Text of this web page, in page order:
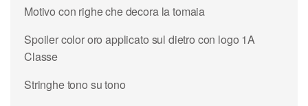
Motivo con righe che decora la tomaia
Spoiler color oro applicato sul dietro con logo 1A
Classe
Stringhe tono su tono